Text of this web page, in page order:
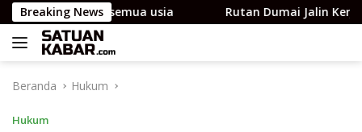
Langsung
ke
konten
Breaking News
semua usia Rutan Dumai Jalin Kerja Sama
Beranda Hukum
Hukum